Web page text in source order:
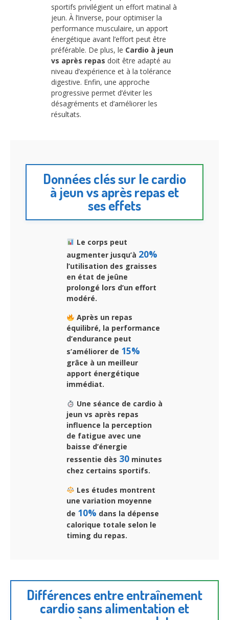
sportifs privilégient un effort matinal à
jeun. À l’inverse, pour optimiser la
performance musculaire, un apport
énergétique avant l’effort peut être
préférable. De plus, le Cardio à jeun
vs après repas doit être adapté au
niveau d’expérience et à la tolérance
digestive. Enfin, une approche
progressive permet d’éviter les
désagréments et d’améliorer les
résultats.
Données clés sur le cardio
à jeun vs après repas et
ses effets
Le corps peut
augmenter jusqu’à 20%
l’utilisation des graisses
en état de jeûne
prolongé lors d’un effort
modéré.
Après un repas
équilibré, la performance
d’endurance peut
s’améliorer de 15%
grâce à un meilleur
apport énergétique
immédiat.
Une séance de cardio à
jeun vs après repas
influence la perception
de fatigue avec une
baisse d’énergie
ressentie dès 30 minutes
chez certains sportifs.
Les études montrent
une variation moyenne
de 10% dans la dépense
calorique totale selon le
timing du repas.
Différences entre entraînement
cardio sans alimentation et